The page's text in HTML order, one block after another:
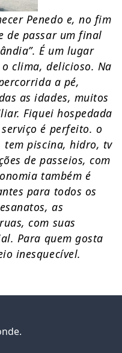
Penedo e, no fim
de passar um final
É um lugar
clima, delicioso. Na
a pé,
as idades, muitos
Fiquei hospedada
é perfeito. o
tem piscina, hidro, tv
de passeios, com
também é
para todos os
as
com suas
Para quem gosta
inesquecível.
.